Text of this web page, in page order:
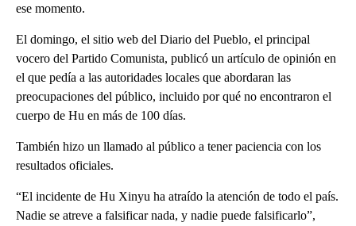
ese momento.
El domingo, el sitio web del Diario del Pueblo, el principal
vocero del Partido Comunista, publicó un artículo de opinión en
el que pedía a las autoridades locales que abordaran las
preocupaciones del público, incluido por qué no encontraron el
cuerpo de Hu en más de 100 días.
También hizo un llamado al público a tener paciencia con los
resultados oficiales.
“El incidente de Hu Xinyu ha atraído la atención de todo el país.
Nadie se atreve a falsificar nada, y nadie puede falsificarlo”,